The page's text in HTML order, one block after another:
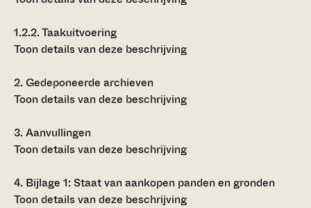
1.2.2.Taakuitvoering
Toon details van deze beschrijving
2.Gedeponeerde archieven
Toon details van deze beschrijving
3.Aanvullingen
Toon details van deze beschrijving
4. Bijlage 1: Staat van aankopen panden en gronden
Toon details van deze beschrijving